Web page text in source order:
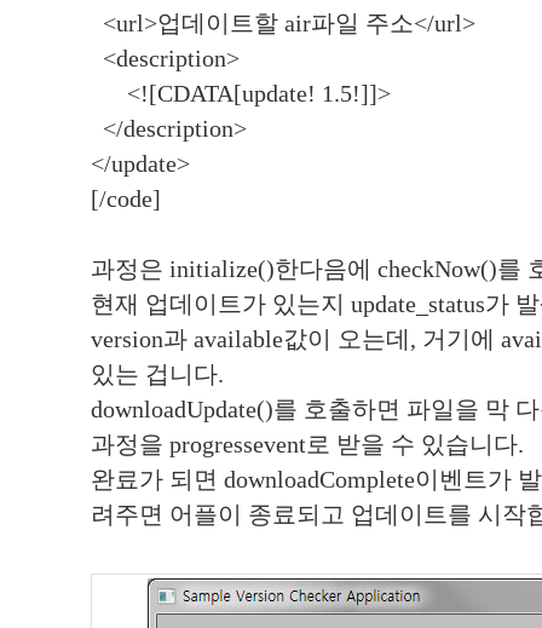
<url>업데이트할 air파일 주소</url>
<description>
<![CDATA[update! 1.5!]]>
</description>
</update>
[/code]
과정은 initialize()한다음에 checkNow()를
현재 업데이트가 있는지 update_status가
version과 available값이 오는데, 거기에
있는 겁니다.
downloadUpdate()를 호출하면 파일을 막
과정을 progressevent로 받을 수 있습니다.
완료가 되면 downloadComplete이벤트가
려주면 어플이 종료되고 업데이트를 시작